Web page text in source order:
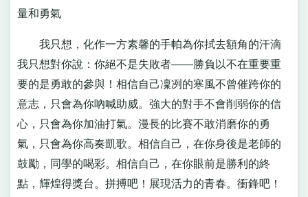
量和勇氣
我只想，化作一方素馨的手帕為你拭去額角的汗滴
我只想對你說：你絕不是失敗者——勝負以不在重要重
要的是勇敢的參與！相信自己凜冽的寒風不曾催跨你的
意志，只會為你吶喊助威。強大的對手不會削弱你的信
心，只會為你加油打氣。漫長的比賽不敢消磨你的勇
氣，只會為你高奏凱歌。相信自己，在你身後是老師的
鼓勵，同學的喝彩。相信自己，在你眼前是勝利的終
點，輝煌得獎台。拼搏吧！展現活力的青春。衝鋒吧！